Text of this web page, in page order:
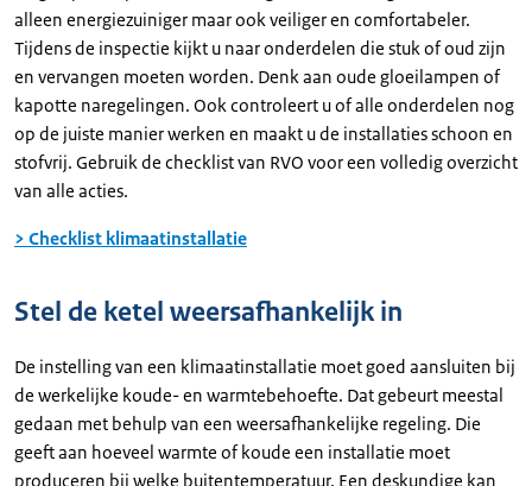
alleen energiezuiniger maar ook veiliger en comfortabeler.
Tijdens de inspectie kijkt u naar onderdelen die stuk of oud zijn
en vervangen moeten worden. Denk aan oude gloeilampen of
kapotte naregelingen. Ook controleert u of alle onderdelen nog
op de juiste manier werken en maakt u de installaties schoon en
stofvrij. Gebruik de checklist van RVO voor een volledig overzicht
van alle acties.
> Checklist klimaatinstallatie
Stel de ketel weersafhankelijk in
De instelling van een klimaatinstallatie moet goed aansluiten bij
de werkelijke koude- en warmtebehoefte. Dat gebeurt meestal
gedaan met behulp van een weersafhankelijke regeling. Die
geeft aan hoeveel warmte of koude een installatie moet
produceren bij welke buitentemperatuur. Een deskundige kan